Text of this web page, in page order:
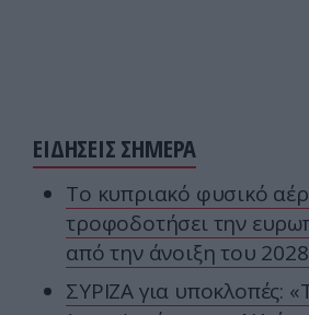
ΕΙΔΗΣΕΙΣ ΣΗΜΕΡΑ
Το κυπριακό φυσικό
τροφοδοτήσει την
από την άνοιξη του 2028
ΣΥΡΙΖΑ για υποκλοπές: